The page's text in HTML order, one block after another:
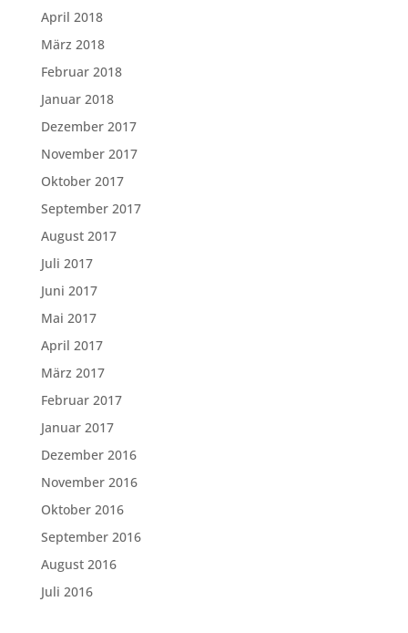
April 2018
März 2018
Februar 2018
Januar 2018
Dezember 2017
November 2017
Oktober 2017
September 2017
August 2017
Juli 2017
Juni 2017
Mai 2017
April 2017
März 2017
Februar 2017
Januar 2017
Dezember 2016
November 2016
Oktober 2016
September 2016
August 2016
Juli 2016